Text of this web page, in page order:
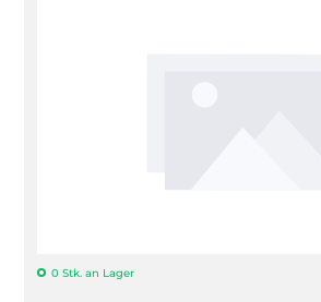
0 Stk. an Lager